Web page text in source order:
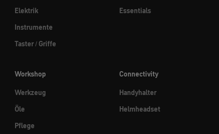
Elektrik
Instrumente
Taster / Griffe
Essentials
Workshop
Werkzeug
Öle
Pflege
Connectivity
Handyhalter
Helmheadset